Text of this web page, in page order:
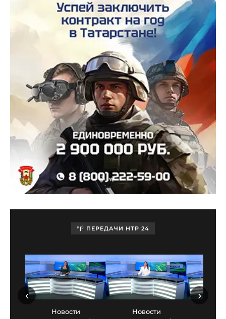
ПЕРЕДАЧИ НТР 24
Новости
Новости
‹ ›